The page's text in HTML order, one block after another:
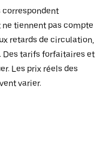
correspondent
ne tiennent pas compte
retards de circulation,
Des tarifs forfaitaires et
Les prix réels des
varier.